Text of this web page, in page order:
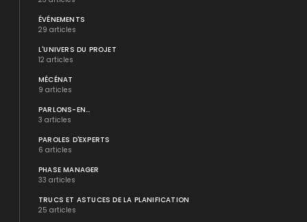
ÉVÉNEMENTS
29 articles
L'UNIVERS DU PROJET
12 articles
MÉCÉNAT
9 articles
PARLONS-EN...
3 articles
PAROLES D'EXPERTS
6 articles
PHASE MANAGER
33 articles
TRUCS ET ASTUCES DE LA PLANIFICATION
25 articles